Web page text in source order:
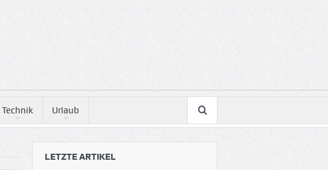
Technik Urlaub
LETZTE ARTIKEL